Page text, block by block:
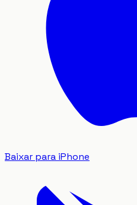
Baixar para iPhone